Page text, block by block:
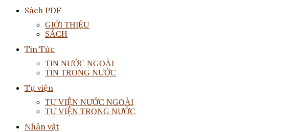
Sách PDF
GIỚI THIỆU
SÁCH
Tin Tức
TIN NƯỚC NGOÀI
TIN TRONG NƯỚC
Tự viện
TỰ VIỆN NƯỚC NGOÀI
TỰ VIỆN TRONG NƯỚC
Nhân vật